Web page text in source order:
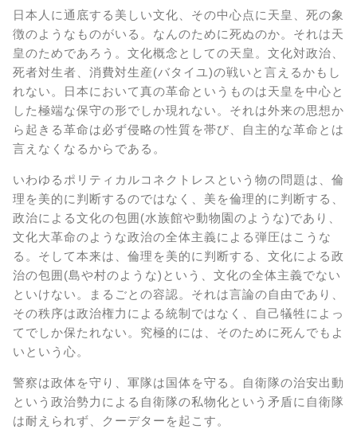
日本人に通底する美しい文化、その中心点に天皇、死の象
徴のようなものがいる。なんのために死ぬのか。それは天
皇のためであろう。文化概念としての天皇。文化対政治、
死者対生者、消費対生産(バタイユ)の戦いと言えるかもし
れない。日本において真の革命というものは天皇を中心と
した極端な保守の形でしか現れない。それは外来の思想か
ら起きる革命は必ず侵略の性質を帯び、自主的な革命とは
言えなくなるからである。
いわゆるポリティカルコネクトレスという物の問題は、倫
理を美的に判断するのではなく、美を倫理的に判断する、
政治による文化の包囲(水族館や動物園のような)であり、
文化大革命のような政治の全体主義による弾圧はこうな
る。そして本来は、倫理を美的に判断する、文化による政
治の包囲(島や村のような)という、文化の全体主義でない
といけない。まるごとの容認。それは言論の自由であり、
その秩序は政治権力による統制ではなく、自己犠牲によっ
てでしか保たれない。究極的には、そのために死んでもよ
いという心。
警察は政体を守り、軍隊は国体を守る。自衛隊の治安出動
という政治勢力による自衛隊の私物化という矛盾に自衛隊
は耐えられず、クーデターを起こす。